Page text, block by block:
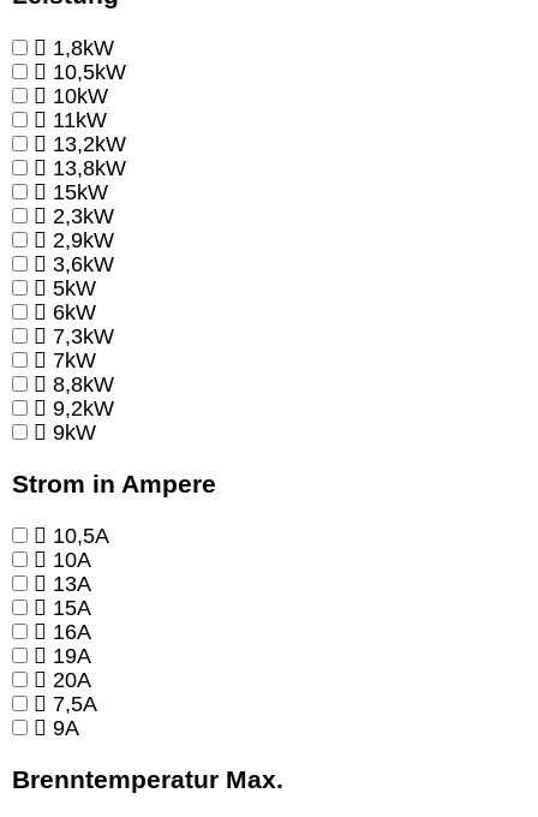
1,8kW
10,5kW
10kW
11kW
13,2kW
13,8kW
15kW
2,3kW
2,9kW
3,6kW
5kW
6kW
7,3kW
7kW
8,8kW
9,2kW
9kW
Strom in Ampere
10,5A
10A
13A
15A
16A
19A
20A
7,5A
9A
Brenntemperatur Max.